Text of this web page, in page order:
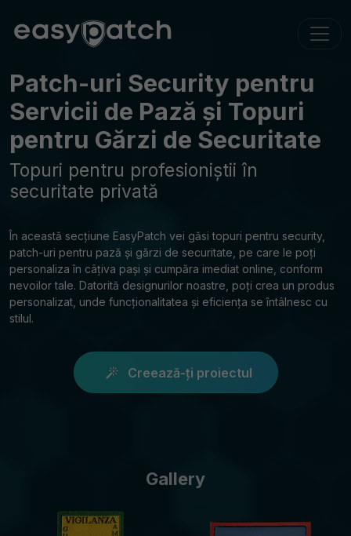
Patch-uri Security pentru
Servicii de Pază și Topuri
pentru Gărzi de Securitate
Topuri pentru profesioniștii în
securitate privată
În această secțiune EasyPatch vei găsi topuri pentru security,
patch-uri pentru pază și gărzi de securitate, pe care le poți
personaliza în câțiva pași și cumpăra imediat online, conform
nevoilor tale. Datorită designurilor noastre, poți crea un produs
personalizat, unde funcționalitatea și eficiența se întâlnesc cu
stilul.
Creează-ți proiectul
Gallery